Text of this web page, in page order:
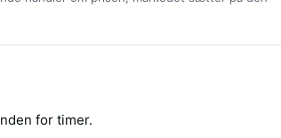
for timer.